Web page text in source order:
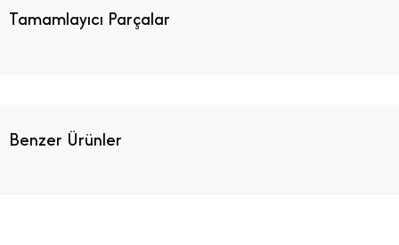
Benzer Ürünler
Tamamlayıcı Parçalar